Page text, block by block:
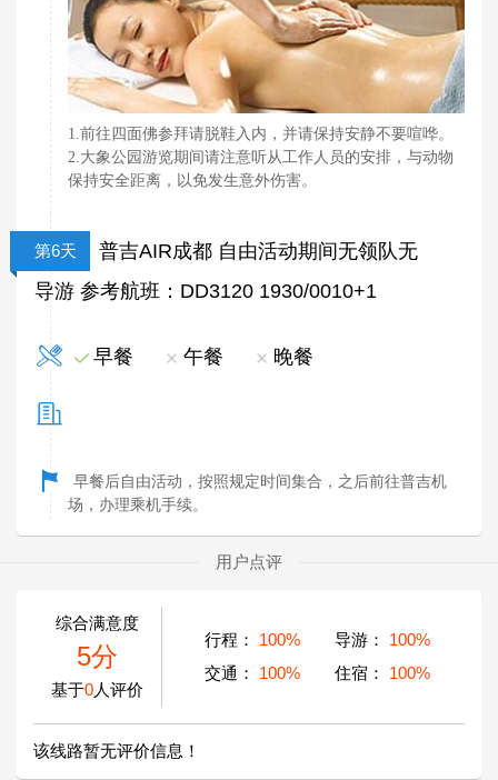
1.前往四面佛参拜请脱鞋入内，并请保持安静不要喧哗。
2.大象公园游览期间请注意听从工作人员的安排，与动物
保持安全距离，以免发生意外伤害。
第6天
普吉AIR成都 自由活动期间无领队无
导游 参考航班：DD3120 1930/0010+1
早餐 午餐 晚餐
早餐后自由活动，按照规定时间集合，之后前往普吉机
场，办理乘机手续。
用户点评
综合满意度
5分
基于0人评价
行程： 100% 导游：
100%
交通：
100% 住宿： 100%
该线路暂无评价信息！